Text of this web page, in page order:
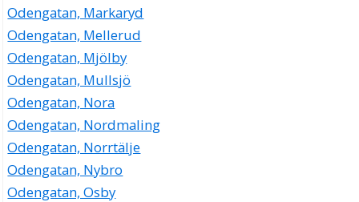
Odengatan, Markaryd
Odengatan, Mellerud
Odengatan, Mjölby
Odengatan, Mullsjö
Odengatan, Nora
Odengatan, Nordmaling
Odengatan, Norrtälje
Odengatan, Nybro
Odengatan, Osby